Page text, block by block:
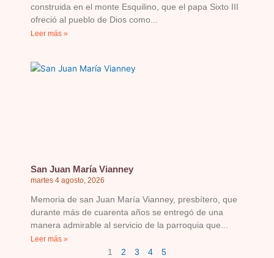
construida en el monte Esquilino, que el papa Sixto III
ofreció al pueblo de Dios como
Leer más »
San Juan María Vianney
martes 4 agosto, 2026
Memoria de san Juan María Vianney, presbítero, que
durante más de cuarenta años se entregó de una
manera admirable al servicio de la parroquia que
Leer más »
1 2 3 4 5